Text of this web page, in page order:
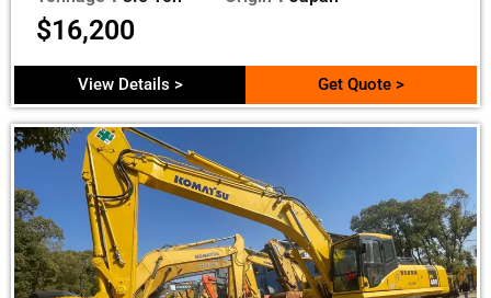
$16,200
View Details > Get Quote >